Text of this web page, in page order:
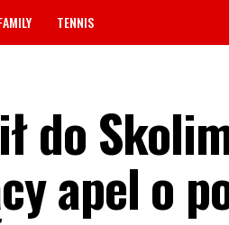
TENNIS
do
apel o